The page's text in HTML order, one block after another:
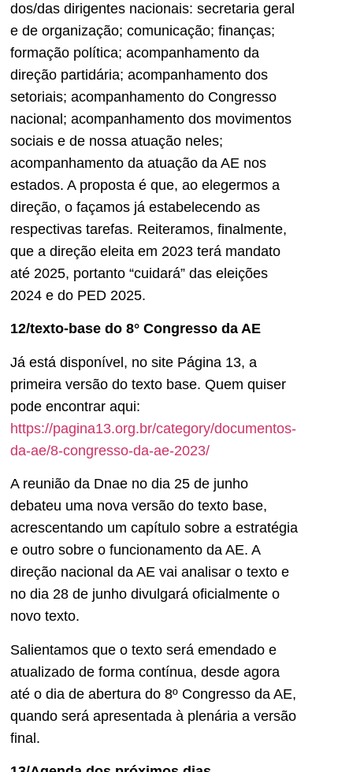
dos/das dirigentes nacionais: secretaria geral
e de organização; comunicação; finanças;
formação política; acompanhamento da
direção partidária; acompanhamento dos
setoriais; acompanhamento do Congresso
nacional; acompanhamento dos movimentos
sociais e de nossa atuação neles;
acompanhamento da atuação da AE nos
estados. A proposta é que, ao elegermos a
direção, o façamos já estabelecendo as
respectivas tarefas. Reiteramos, finalmente,
que a direção eleita em 2023 terá mandato
até 2025, portanto “cuidará” das eleições
2024 e do PED 2025.
12/texto-base do 8° Congresso da AE
Já está disponível, no site Página 13, a
primeira versão do texto base. Quem quiser
pode encontrar aqui:
https://pagina13.org.br/category/documentos-
da-ae/8-congresso-da-ae-2023/
A reunião da Dnae no dia 25 de junho
debateu uma nova versão do texto base,
acrescentando um capítulo sobre a estratégia
e outro sobre o funcionamento da AE. A
direção nacional da AE vai analisar o texto e
no dia 28 de junho divulgará oficialmente o
novo texto.
Salientamos que o texto será emendado e
atualizado de forma contínua, desde agora
até o dia de abertura do 8º Congresso da AE,
quando será apresentada à plenária a versão
final.